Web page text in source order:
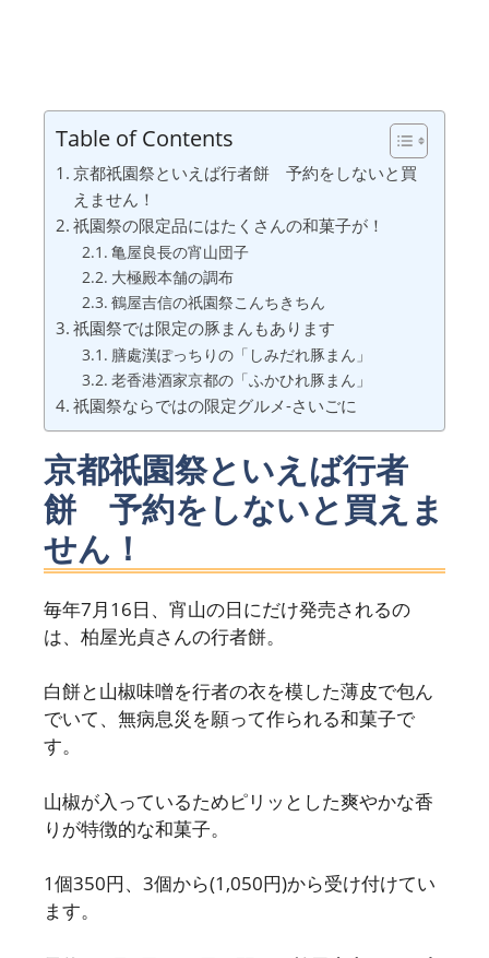
Table of Contents
京都祇園祭といえば行者餅 予約をしないと買
えません！
祇園祭の限定品にはたくさんの和菓子が！
亀屋良長の宵山団子
大極殿本舗の調布
鶴屋吉信の祇園祭こんちきちん
祇園祭では限定の豚まんもあります
膳處漢ぽっちりの「しみだれ豚まん」
老香港酒家京都の「ふかひれ豚まん」
祇園祭ならではの限定グルメ-さいごに
京都祇園祭といえば行者
餅 予約をしないと買えま
せん！
毎年7月16日、宵山の日にだけ発売されるの
は、柏屋光貞さんの行者餅。
白餅と山椒味噌を行者の衣を模した薄皮で包ん
でいて、無病息災を願って作られる和菓子で
す。
山椒が入っているためピリッとした爽やかな香
りが特徴的な和菓子。
1個350円、3個から(1,050円)から受け付けてい
ます。